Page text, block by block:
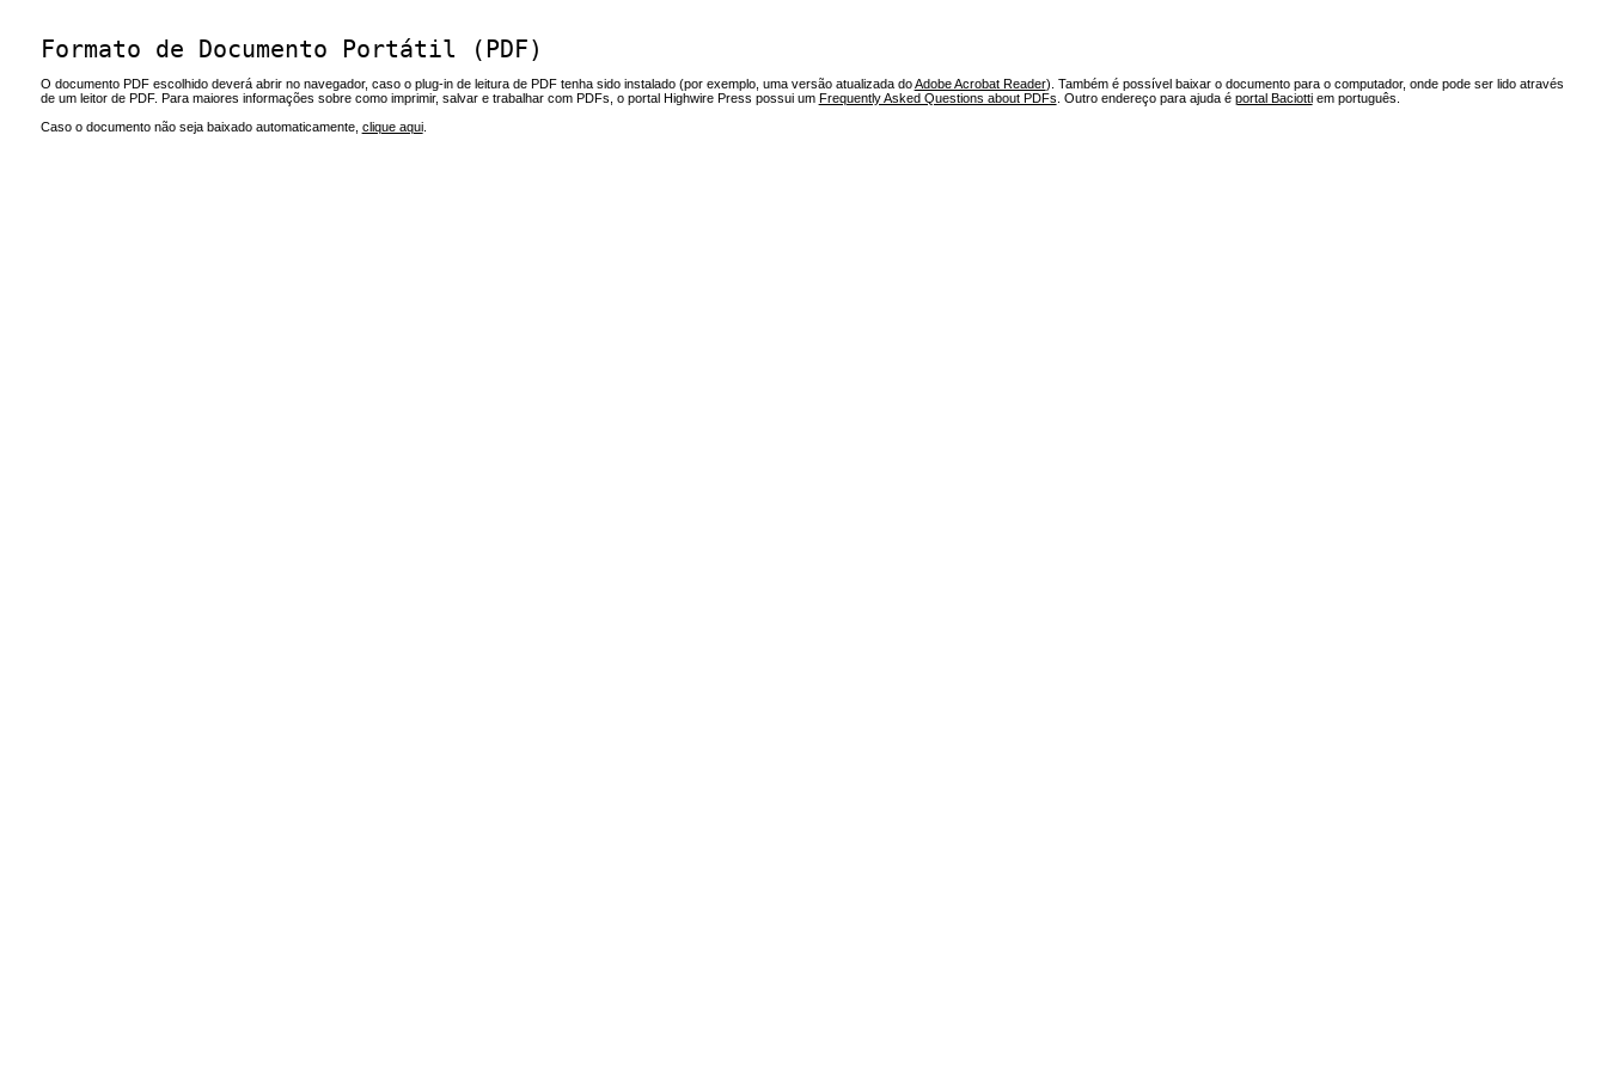
Formato de Documento Portátil (PDF)
O documento PDF escolhido deverá abrir no navegador, caso o plug-in de leitura de PDF tenha sido instalado (por exemplo, uma versão atualizada doAdobe Acrobat Reader). Também é possível baixar o documento para o computador, onde pode ser lido através
de um leitor de PDF. Para maiores informações sobre como imprimir, salvar e trabalhar com PDFs, o portal Highwire Press possui um Frequently Asked Questions about PDFs . Outro endereço para ajuda é portal Baciottiem português.
Caso o documento não seja baixado automaticamente, clique aqui.